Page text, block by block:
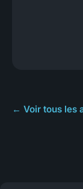
← Voir tous les